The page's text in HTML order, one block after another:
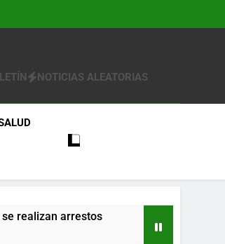
NOTICIAS ALEATORIAS
realizan arrestos